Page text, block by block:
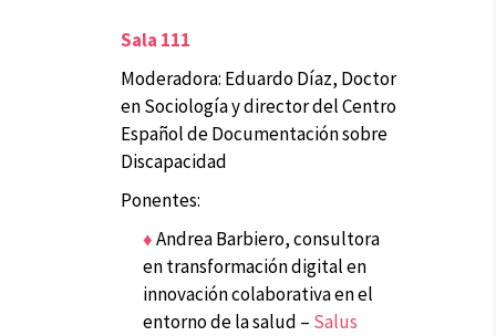
Sala 111
Moderadora: Eduardo Díaz, Doctor
en Sociología y director del Centro
Español de Documentación sobre
Discapacidad
Ponentes:
♦Andrea Barbiero, consultora
en transformación digital en
innovación colaborativa en el
entorno de la salud – Salus